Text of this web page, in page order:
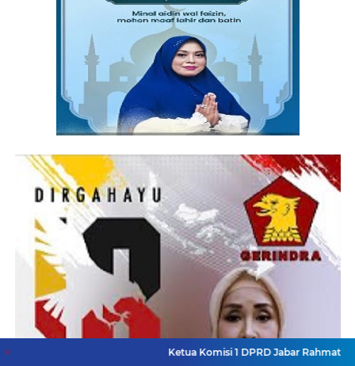
Ketua Komisi 1 DPRD Jabar Rahmat Hidayat Djati